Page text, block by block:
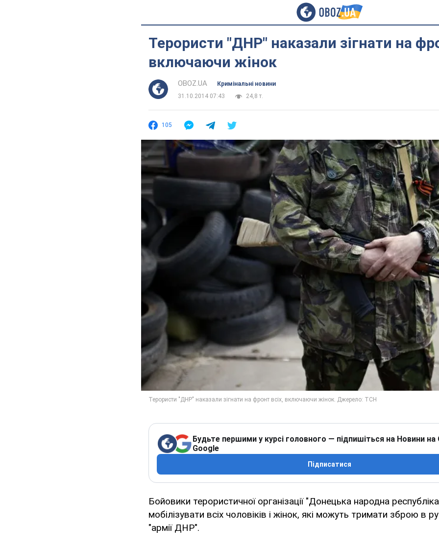
Терористи "ДНР" наказали зігнати на
включаючи жінок
OBOZ.UA
Кримінальні новини
31.10.2014 07:43
24,8 т.
105
Будьте першими у курсі головного — підпишіться на Новини на
Google
Підписатися
Бойовики терористичної організації "Донецька народна
мобілізувати всіх чоловіків і жінок, які можуть тримати зброю в
"армії ДНР".